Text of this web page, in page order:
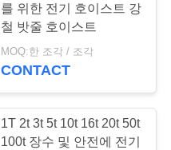
를 위한 전기 호이스트 강
철 밧줄 호이스트
MOQ:한 조각 / 조각
CONTACT
1T 2t 3t 5t 10t 16t 20t 50t
100t 장수 및 안전에 전기